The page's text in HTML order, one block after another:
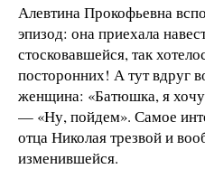
Алевтина Прокофьевна
эпизод: она приехала
стосковавшейся, так
посторонних! А тут вдруг
женщина: «Батюшка, я
— «Ну, пойдем». Самое
отца Николая трезвой и
изменившейся.